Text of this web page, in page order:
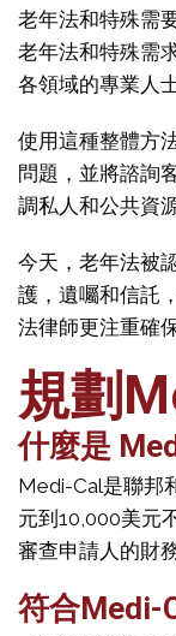
老年法和特殊需
老年法和特殊需
各領域的專業人
使用這種整體方
問題，並將諮詢
調私人和公共資
今天，老年法被
護，遺囑和信託
法律師更注重確
規劃
什麼是
Medi-Cal是聯邦
元到10,000美元
審查申請人的財
符合Medi-